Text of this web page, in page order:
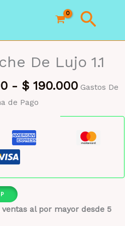
De Lujo 1.1
- $190.000 Gastos De
de Pago
al por mayor desde 5